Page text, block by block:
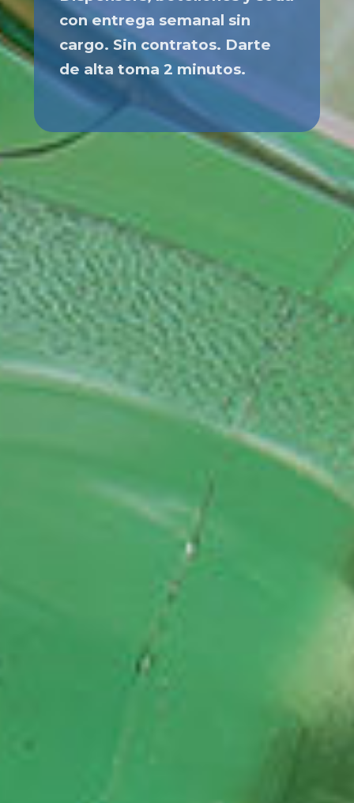
con entrega semanal sin
cargo. Sin contratos. Darte
de alta toma 2 minutos.